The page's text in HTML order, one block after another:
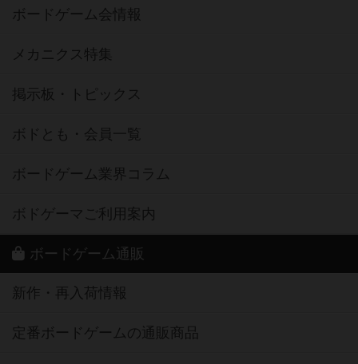
ボードゲーム会情報
メカニクス特集
掲示板・トピックス
ボドとも・会員一覧
ボードゲーム業界コラム
ボドゲーマご利用案内
ボードゲーム通販
新作・再入荷情報
定番ボードゲームの通販商品